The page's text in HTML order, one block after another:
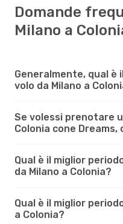
Domande
Milano a
Generalmente, qual è
volo da Milano a
Se volessi prenotare
Colonia cone
Qual è il miglior
da Milano a Colonia?
Qual è il miglior
a Colonia?